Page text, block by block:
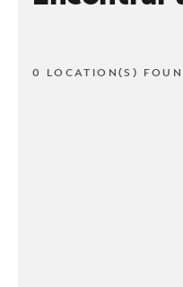
0 LOCATION(S)